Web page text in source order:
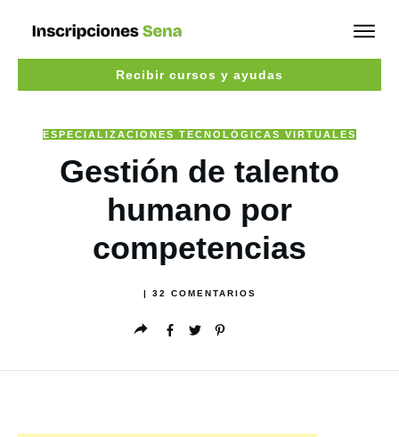
Recibir cursos y ayudas
ESPECIALIZACIONES TECNOLÓGICAS VIRTUALES
Gestión de talento
humano por
competencias
32 COMENTARIOS